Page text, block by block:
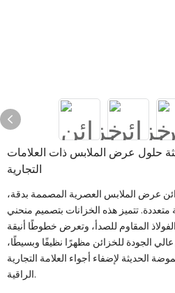
حلول عرض الملابس ذات العلامات
التجارية
عرض الملابس العصرية المصممة بدقة،
تتميز هذه الخزانات بتصميم منحني
المقاوم للصدأ، وتعرض خطوطًا أنيقة
الجودة للخزائن مظهرًا نظيفًا وبسيطًا،
الحديثة لإضفاء أجواء العلامة التجارية
الراقية.